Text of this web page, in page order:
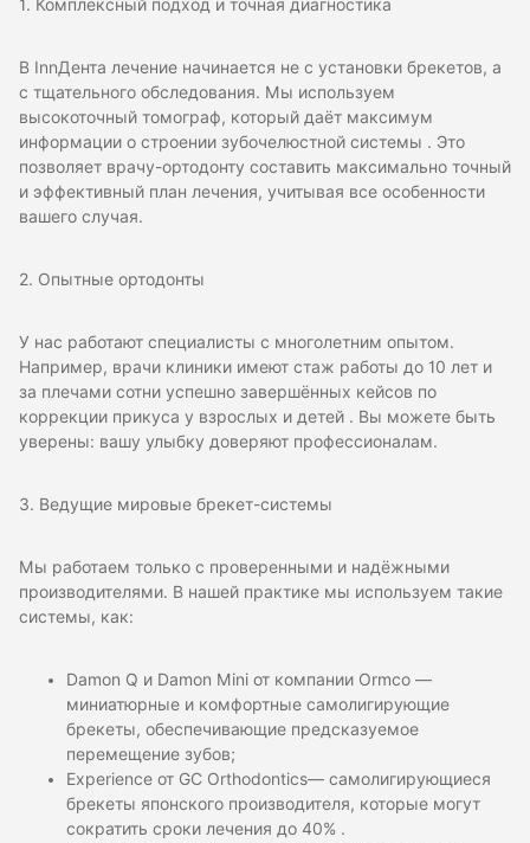
1. Комплексный подход и точная диагностика
В InnДента лечение начинается не с установки брекетов, а
с тщательного обследования. Мы используем
высокоточный томограф, который даёт максимум
информации о строении зубочелюстной системы . Это
позволяет врачу-ортодонту составить максимально точный
и эффективный план лечения, учитывая все особенности
вашего случая.
2. Опытные ортодонты
У нас работают специалисты с многолетним опытом.
Например, врачи клиники имеют стаж работы до 10 лет и
за плечами сотни успешно завершённых кейсов по
коррекции прикуса у взрослых и детей . Вы можете быть
уверены: вашу улыбку доверяют профессионалам.
3. Ведущие мировые брекет-системы
Мы работаем только с проверенными и надёжными
производителями. В нашей практике мы используем такие
системы, как:
Damon Q и Damon Mini от компании Ormco —
миниатюрные и комфортные самолигирующие
брекеты, обеспечивающие предсказуемое
перемещение зубов;
Experience от GC Orthodontics— самолигирующиеся
брекеты японского производителя, которые могут
сократить сроки лечения до 40% .